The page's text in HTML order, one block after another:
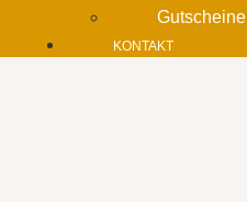
Gutscheine
KONTAKT